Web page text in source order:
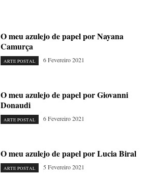
O meu azulejo de papel por Nayana
Camurça
ARTE POSTAL 6 Fevereiro 2021
O meu azulejo de papel por Giovanni
Donaudi
ARTE POSTAL 6 Fevereiro 2021
O meu azulejo de papel por Lucia Biral
ARTE POSTAL 5 Fevereiro 2021